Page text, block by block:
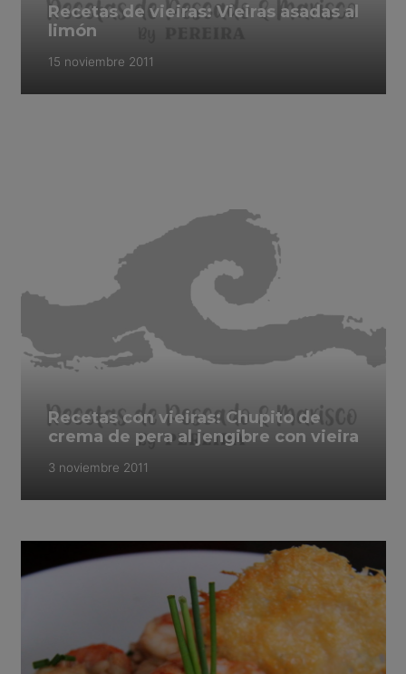
Recetas de vieiras: Vieiras asadas al
limón
15 noviembre 2011
Recetas con vieiras: Chupito de
crema de pera al jengibre con vieira
3 noviembre 2011